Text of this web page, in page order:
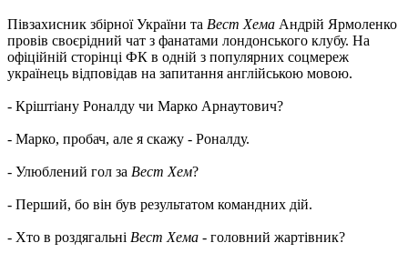
Півзахисник збірної України та Вест Хема Андрій Ярмоленко
провів своєрідний чат з фанатами лондонського клубу. На
офіційній сторінці ФК в одній з популярних соцмереж
українець відповідав на запитання англійською мовою.
- Кріштіану Роналду чи Марко Арнаутович?
- Марко, пробач, але я скажу - Роналду.
- Улюблений гол за Вест Хем?
- Перший, бо він був результатом командних дій.
- Хто в роздягальні Вест Хема - головний жартівник?